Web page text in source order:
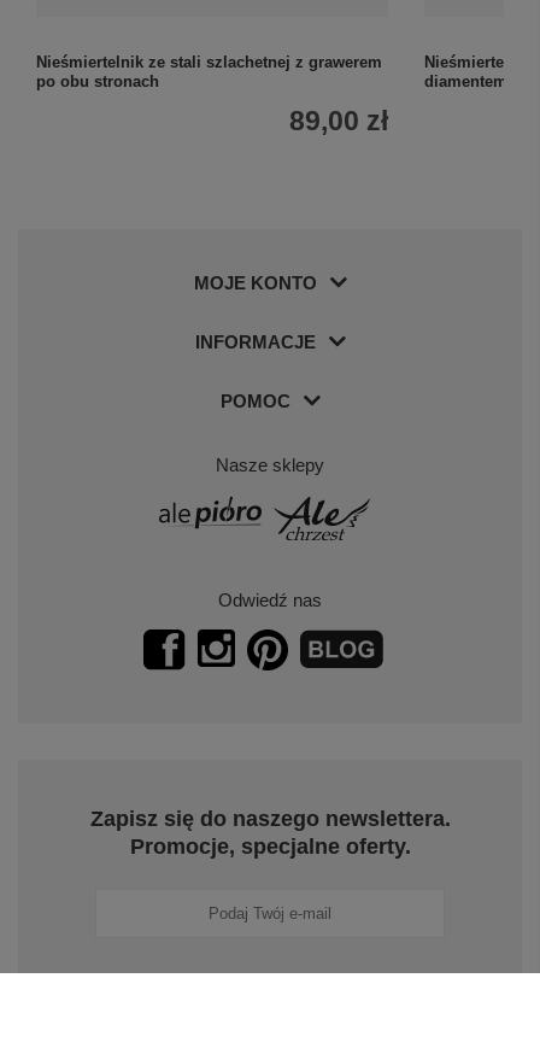
Nieśmiertelnik ze stali szlachetnej z grawerem
po obu stronach
89,00 zł
Nieśmiertelnik
diamentem,
MOJE KONTO
INFORMACJE
POMOC
Nasze sklepy
Odwiedź nas
Zapisz się do naszego newslettera.
Promocje, specjalne oferty.